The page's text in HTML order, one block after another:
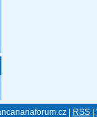
| RSS|